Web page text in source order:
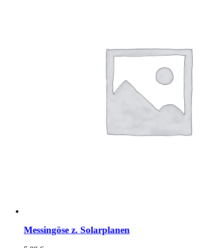
Messingöse z. Solarplanen